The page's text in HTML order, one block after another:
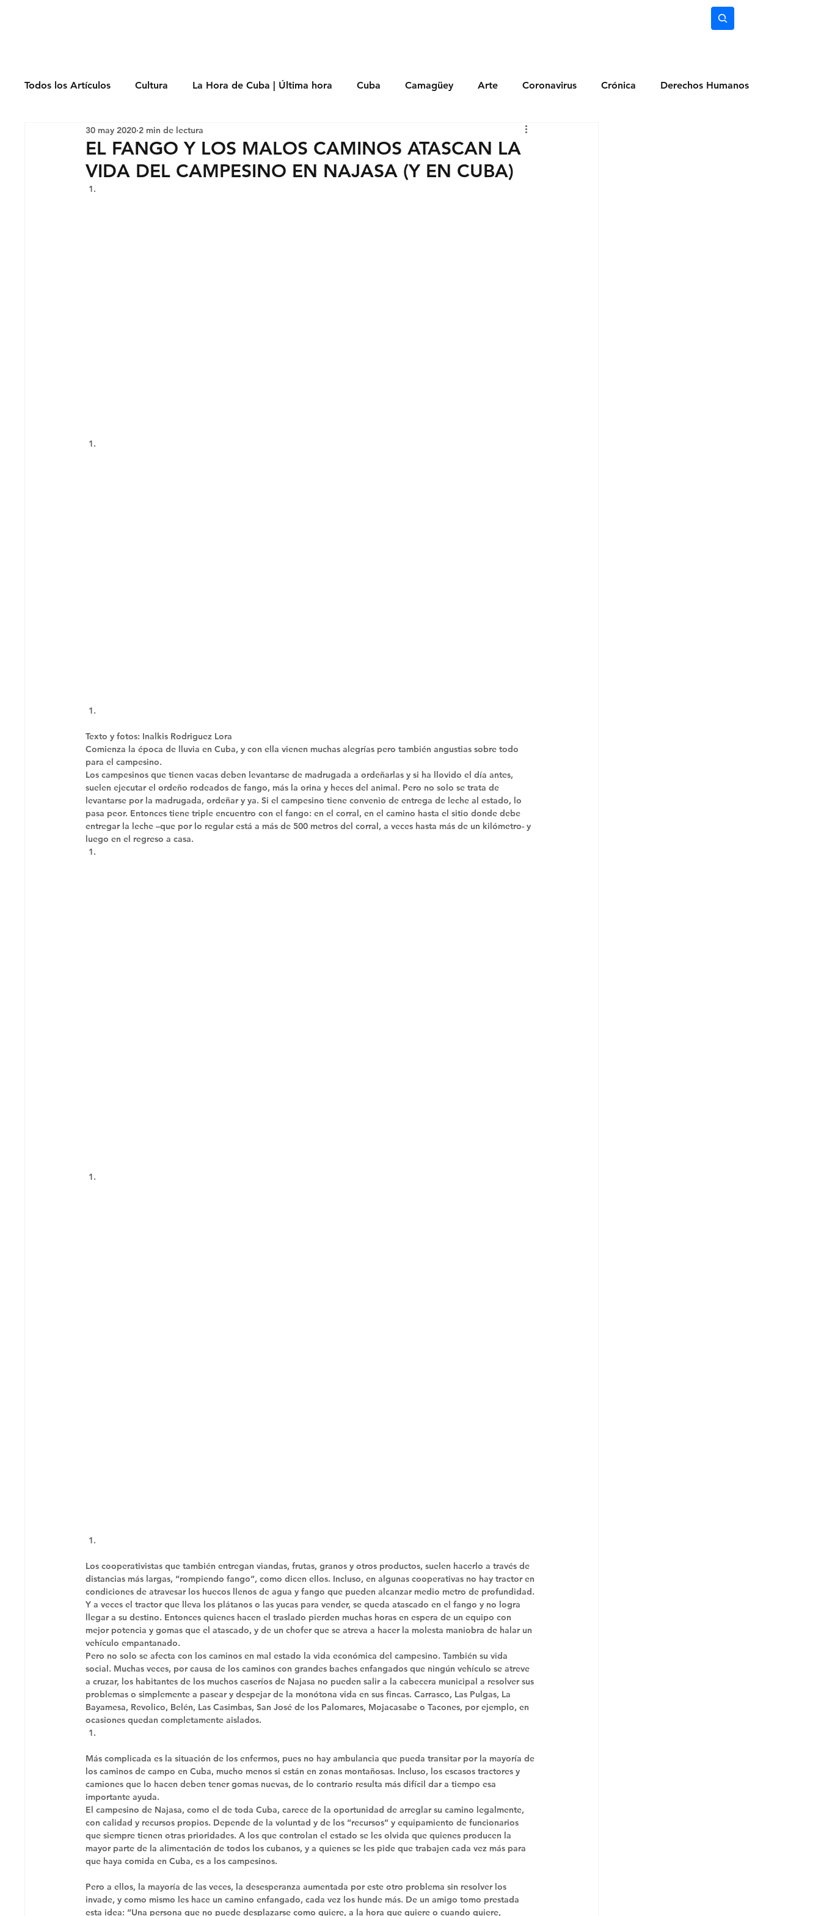
Todos los Artículos Cultura La Hora de Cuba | Última hora Cuba Camagüey Arte Coronavirus Crónica Derechos Humanos
Economía Feminicidio Entrevistas
Reportaje Tecnología
EL FANGO Y LOS MALOS CAMINOS ATASCAN LA
VIDA DEL CAMPESINO EN NAJASA (Y EN CUBA)
30 may 2020 2 min de lectura
Texto y fotos: Inalkis Rodriguez Lora
Comienza la época de lluvia en Cuba, y con ella vienen muchas alegrías pero también angustias sobre todo
para el campesino.
Los campesinos que tienen vacas deben levantarse de madrugada a ordeñarlas y si ha llovido el día antes,
suelen ejecutar el ordeño rodeados de fango, más la orina y heces del animal. Pero no solo se trata de
levantarse por la madrugada, ordeñar y ya. Si el campesino tiene convenio de entrega de leche al estado, lo
pasa peor. Entonces tiene triple encuentro con el fango: en el corral, en el camino hasta el sitio donde debe
entregar la leche –que por lo regular está a más de 500 metros del corral, a veces hasta más de un kilómetro- y
luego en el regreso a casa.
Los cooperativistas que también entregan viandas, frutas, granos y otros productos, suelen hacerlo a través de
distancias más largas, “rompiendo fango”, como dicen ellos. Incluso, en algunas cooperativas no hay tractor en
condiciones de atravesar los huecos llenos de agua y fango que pueden alcanzar medio metro de profundidad.
Y a veces el tractor que lleva los plátanos o las yucas para vender, se queda atascado en el fango y no logra
llegar a su destino. Entonces quienes hacen el traslado pierden muchas horas en espera de un equipo con
mejor potencia y gomas que el atascado, y de un chofer que se atreva a hacer la molesta maniobra de halar un
vehículo empantanado.
Pero no solo se afecta con los caminos en mal estado la vida económica del campesino. También su vida
social. Muchas veces, por causa de los caminos con grandes baches enfangados que ningún vehículo se atreve
a cruzar, los habitantes de los muchos caseríos de Najasa no pueden salir a la cabecera municipal a resolver sus
problemas o simplemente a pasear y despejar de la monótona vida en sus fincas. Carrasco, Las Pulgas, La
Bayamesa, Revolico, Belén, Las Casimbas, San José de los Palomares, Mojacasabe o Tacones, por ejemplo, en
ocasiones quedan completamente aislados.
Más complicada es la situación de los enfermos, pues no hay ambulancia que pueda transitar por la mayoría de
los caminos de campo en Cuba, mucho menos si están en zonas montañosas. Incluso, los escasos tractores y
camiones que lo hacen deben tener gomas nuevas, de lo contrario resulta más difícil dar a tiempo esa
importante ayuda.
El campesino de Najasa, como el de toda Cuba, carece de la oportunidad de arreglar su camino legalmente,
con calidad y recursos propios. Depende de la voluntad y de los “recursos” y equipamiento de funcionarios
que siempre tienen otras prioridades. A los que controlan el estado se les olvida que quienes producen la
mayor parte de la alimentación de todos los cubanos, y a quienes se les pide que trabajen cada vez más para
que haya comida en Cuba, es a los campesinos.
Pero a ellos, la mayoría de las veces, la desesperanza aumentada por este otro problema sin resolver los
invade, y como mismo les hace un camino enfangado, cada vez los hunde más. De un amigo tomo prestada
esta idea: “Una persona que no puede desplazarse como quiere, a la hora que quiere o cuando quiere,